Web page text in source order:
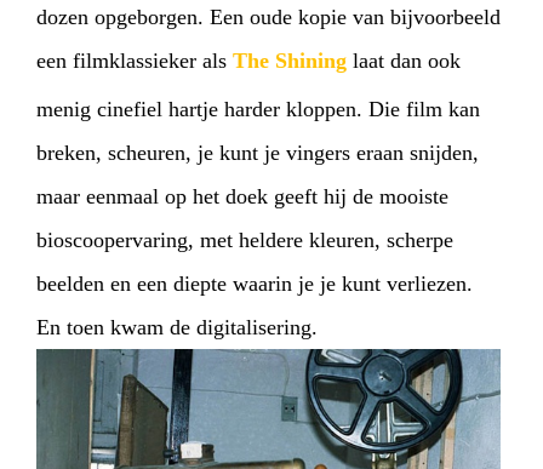
dozen opgeborgen. Een oude kopie van bijvoorbeeld
een filmklassieker als The Shining laat dan ook
menig cinefiel hartje harder kloppen. Die film kan
breken, scheuren, je kunt je vingers eraan snijden,
maar eenmaal op het doek geeft hij de mooiste
bioscoopervaring, met heldere kleuren, scherpe
beelden en een diepte waarin je je kunt verliezen.
En toen kwam de digitalisering.